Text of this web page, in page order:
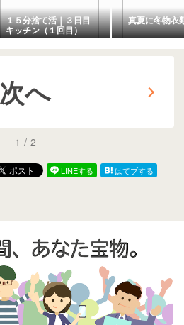
１５分捨て活｜３日目
キッチン（１回目）
真夏に冬物衣
次へ
1 / 2
LINEする
はてブする